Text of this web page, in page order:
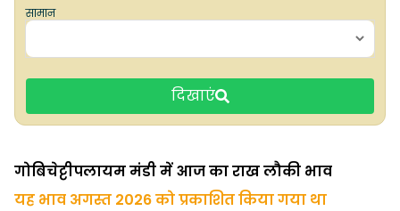
सामान
दिखाएं
गोबिचेट्टीपलायम मंडी में आज का राख लौकी भाव
यह भाव अगस्त 2026 को प्रकाशित किया गया था